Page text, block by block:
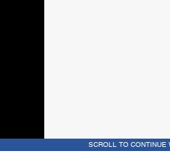
SCROLL TO CONTINUE